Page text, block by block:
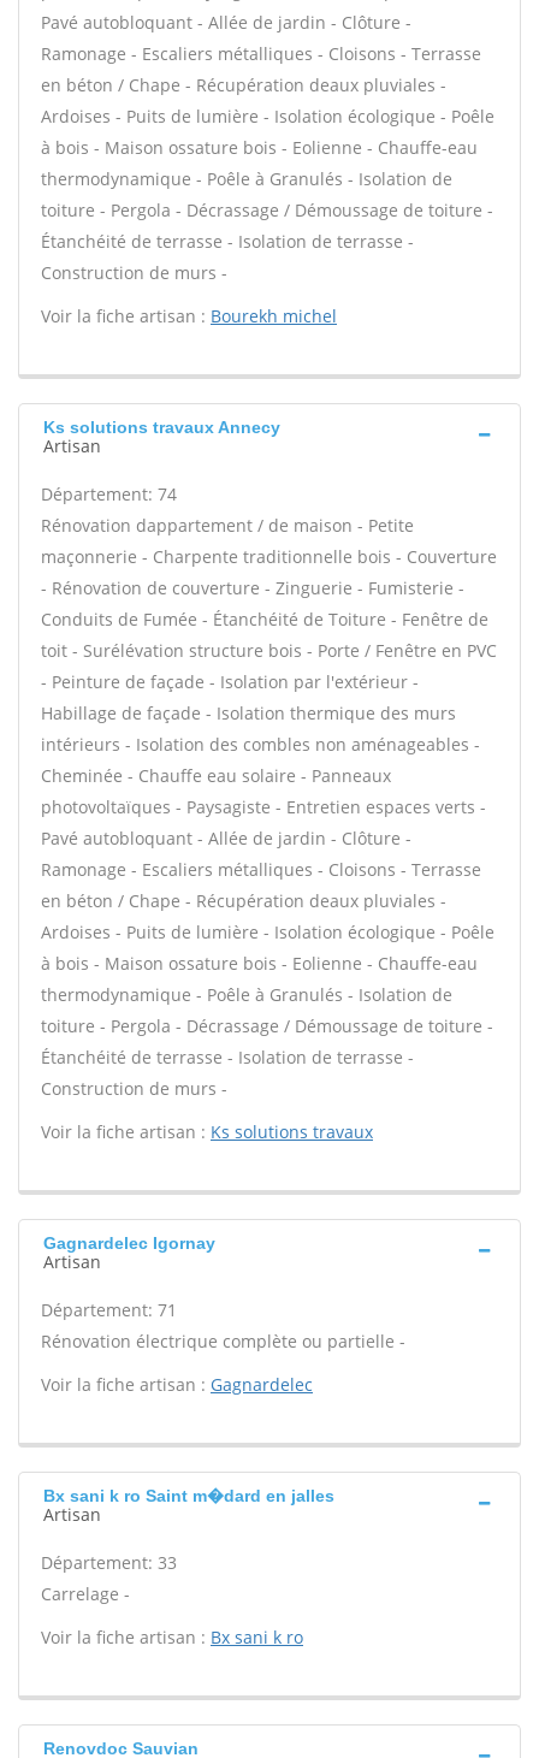
Pavé autobloquant - Allée de jardin - Clôture -
Ramonage - Escaliers métalliques - Cloisons - Terrasse
en béton / Chape - Récupération deaux pluviales -
Ardoises - Puits de lumière - Isolation écologique - Poêle
à bois - Maison ossature bois - Eolienne - Chauffe-eau
thermodynamique - Poêle à Granulés - Isolation de
toiture - Pergola - Décrassage / Démoussage de toiture -
Étanchéité de terrasse - Isolation de terrasse -
Construction de murs -
Voir la fiche artisan : Bourekh michel
Ks solutions travaux Annecy
Artisan
Département: 74
Rénovation dappartement / de maison - Petite
maçonnerie - Charpente traditionnelle bois - Couverture
- Rénovation de couverture - Zinguerie - Fumisterie -
Conduits de Fumée - Étanchéité de Toiture - Fenêtre de
toit - Surélévation structure bois - Porte / Fenêtre en PVC
- Peinture de façade - Isolation par l'extérieur -
Habillage de façade - Isolation thermique des murs
intérieurs - Isolation des combles non aménageables -
Cheminée - Chauffe eau solaire - Panneaux
photovoltaïques - Paysagiste - Entretien espaces verts -
Pavé autobloquant - Allée de jardin - Clôture -
Ramonage - Escaliers métalliques - Cloisons - Terrasse
en béton / Chape - Récupération deaux pluviales -
Ardoises - Puits de lumière - Isolation écologique - Poêle
à bois - Maison ossature bois - Eolienne - Chauffe-eau
thermodynamique - Poêle à Granulés - Isolation de
toiture - Pergola - Décrassage / Démoussage de toiture -
Étanchéité de terrasse - Isolation de terrasse -
Construction de murs -
Voir la fiche artisan : Ks solutions travaux
Gagnardelec Igornay
Artisan
Département: 71
Rénovation électrique complète ou partielle -
Voir la fiche artisan : Gagnardelec
Bx sani k ro Saint m�dard en jalles
Artisan
Département: 33
Carrelage -
Voir la fiche artisan : Bx sani k ro
Renovdoc Sauvian